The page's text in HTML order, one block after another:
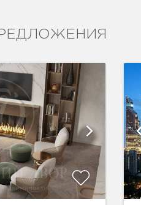
4 фотографии